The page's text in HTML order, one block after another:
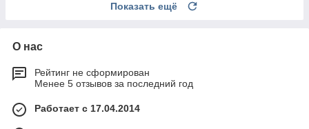
Показать ещё
О нас
Рейтинг не сформирован
Менее 5 отзывов за последний год
Работает с 17.04.2014